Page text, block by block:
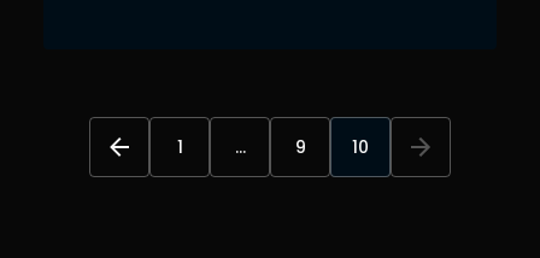
1 ... 9 10